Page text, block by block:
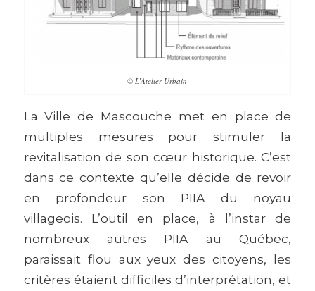
© L’Atelier Urbain
La Ville de Mascouche met en place de
multiples mesures pour stimuler la
revitalisation de son cœur historique. C’est
dans ce contexte qu’elle décide de revoir
en profondeur son PIIA du noyau
villageois. L’outil en place, à l’instar de
nombreux autres PIIA au Québec,
paraissait flou aux yeux des citoyens, les
critères étaient difficiles d’interprétation, et